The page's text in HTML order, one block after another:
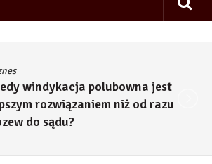
windykacja polubowna jest
rozwiązaniem niż od razu
do sądu?